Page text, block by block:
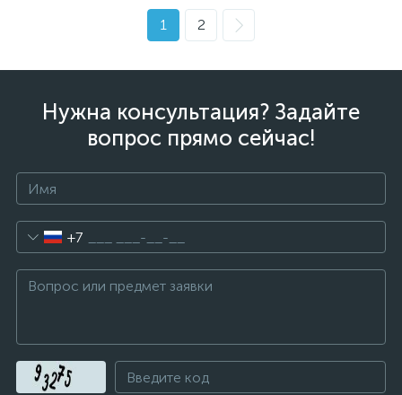
1 2
Нужна консультация? Задайте
вопрос прямо сейчас!
+7